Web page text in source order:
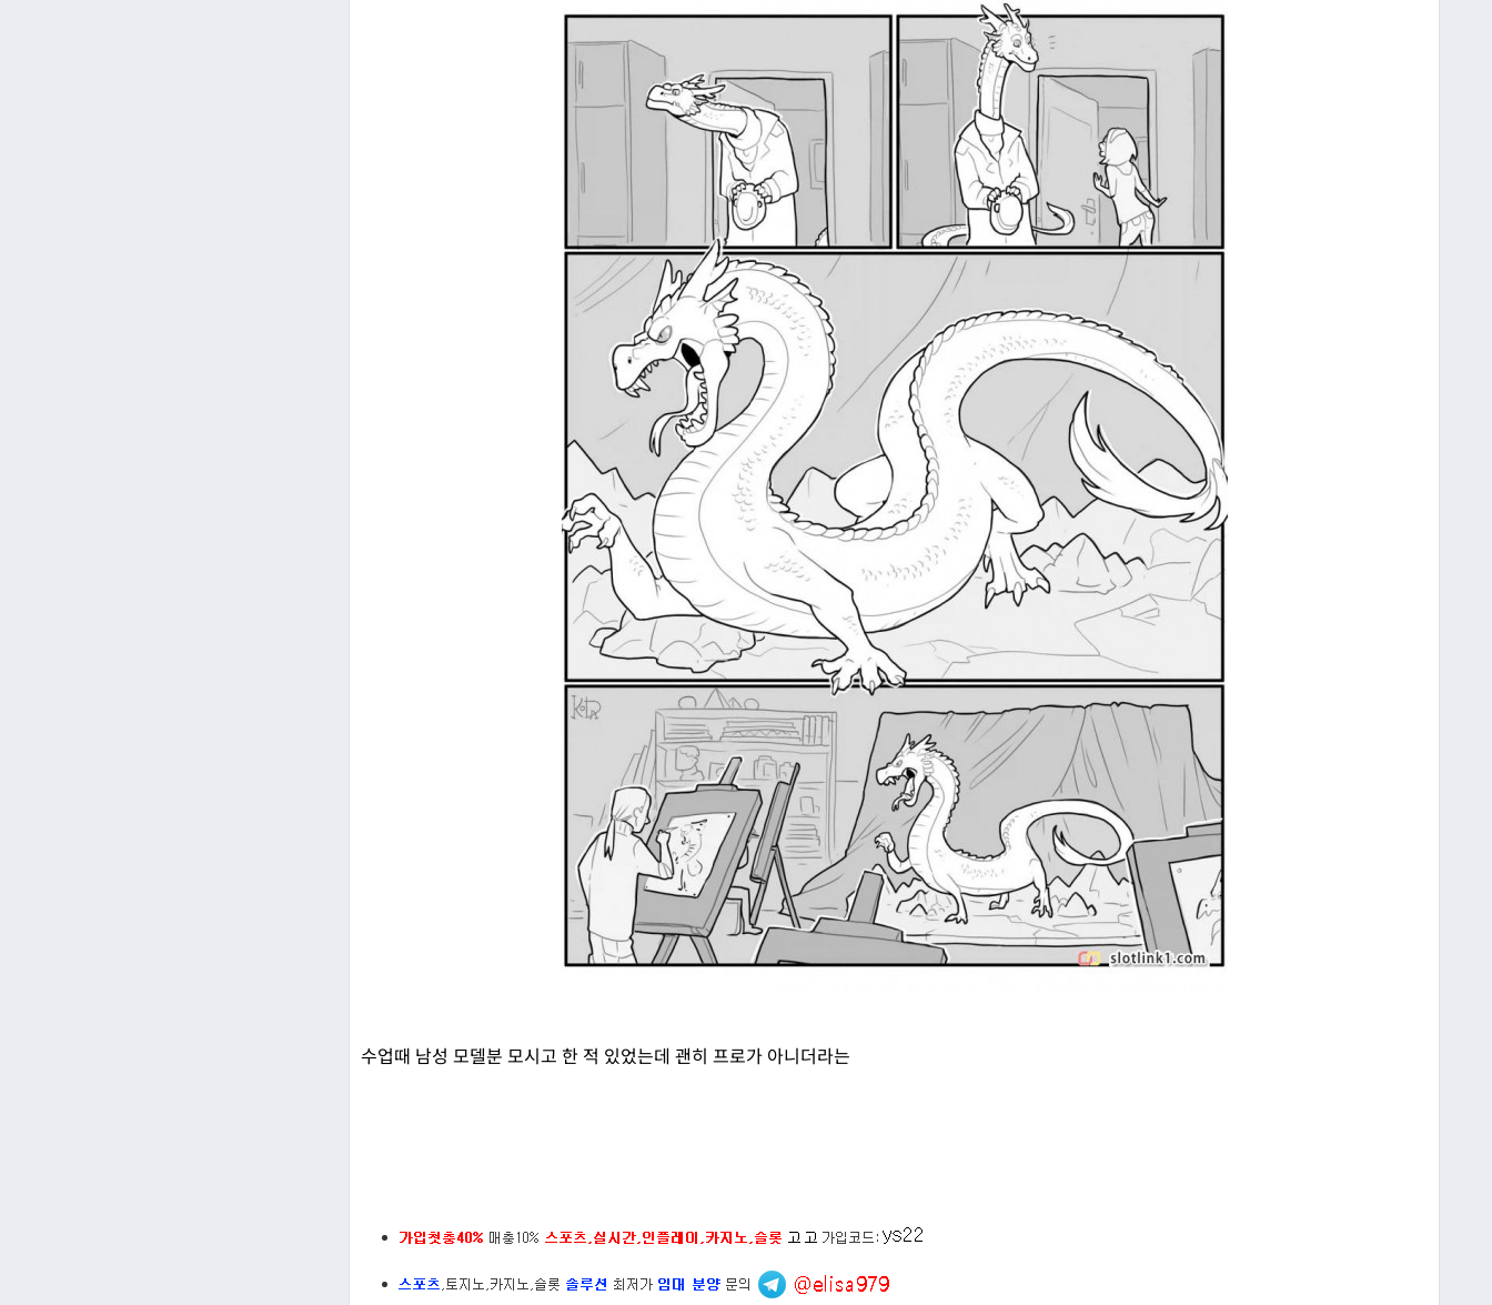
수업때 남성 모델분 모시고 한 적 있었는데 괜히 프로가 아니더라는